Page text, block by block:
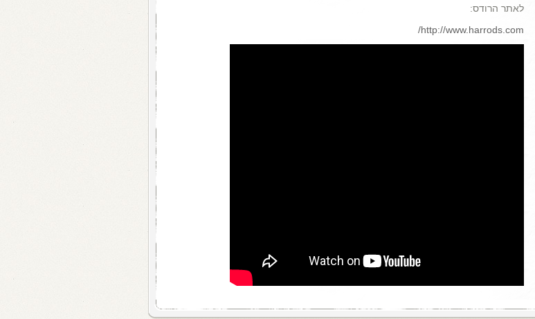
לאתר הרודס:
http://www.harrods.com/